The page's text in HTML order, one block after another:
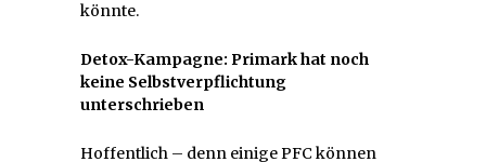
könnte.
Detox-Kampagne: Primark hat noch
keine Selbstverpflichtung
unterschrieben
Hoffentlich – denn einige PFC können